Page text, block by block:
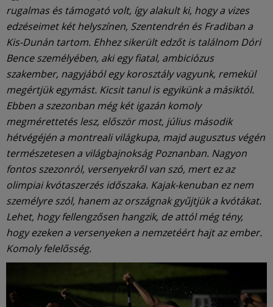
rugalmas és támogató volt, így alakult ki, hogy a vizes
edzéseimet két helyszínen, Szentendrén és Fradiban a
Kis-Dunán tartom. Ehhez sikerült edzőt is találnom Dóri
Bence személyében, aki egy fiatal, ambiciózus
szakember, nagyjából egy korosztály vagyunk, remekül
megértjük egymást. Kicsit tanul is egyikünk a másiktól.
Ebben a szezonban még két igazán komoly
megmérettetés lesz, először most, július második
hétvégéjén a montreali világkupa, majd augusztus végén
természetesen a világbajnokság Poznanban. Nagyon
fontos szezonról, versenyekről van szó, mert ez az
olimpiai kvótaszerzés időszaka. Kajak-kenuban ez nem
személyre szól, hanem az országnak gyűjtjük a kvótákat.
Lehet, hogy fellengzősen hangzik, de attól még tény,
hogy ezeken a versenyeken a nemzetéért hajt az ember.
Komoly felelősség.